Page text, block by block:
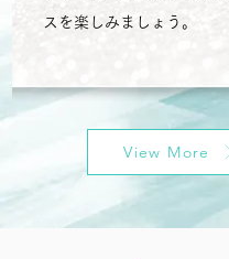
スを楽しみましょう。
View More